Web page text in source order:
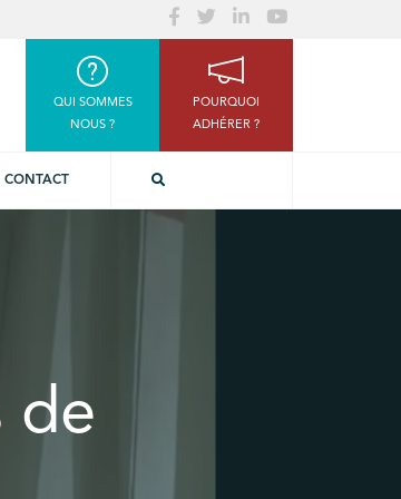
QUI SOMMES
NOUS ?
POURQUOI
ADHÉRER ?
CONTACT
de